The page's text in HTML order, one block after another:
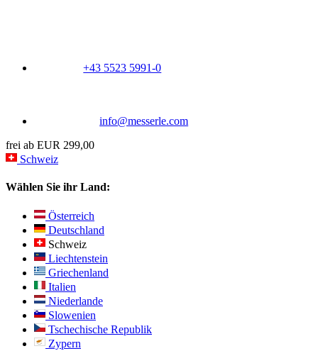
+43 5523 5991-0
info@messerle.com
frei ab EUR 299,00
Schweiz
Wählen Sie ihr Land:
Österreich
Deutschland
Schweiz
Liechtenstein
Griechenland
Italien
Niederlande
Slowenien
Tschechische Republik
Zypern